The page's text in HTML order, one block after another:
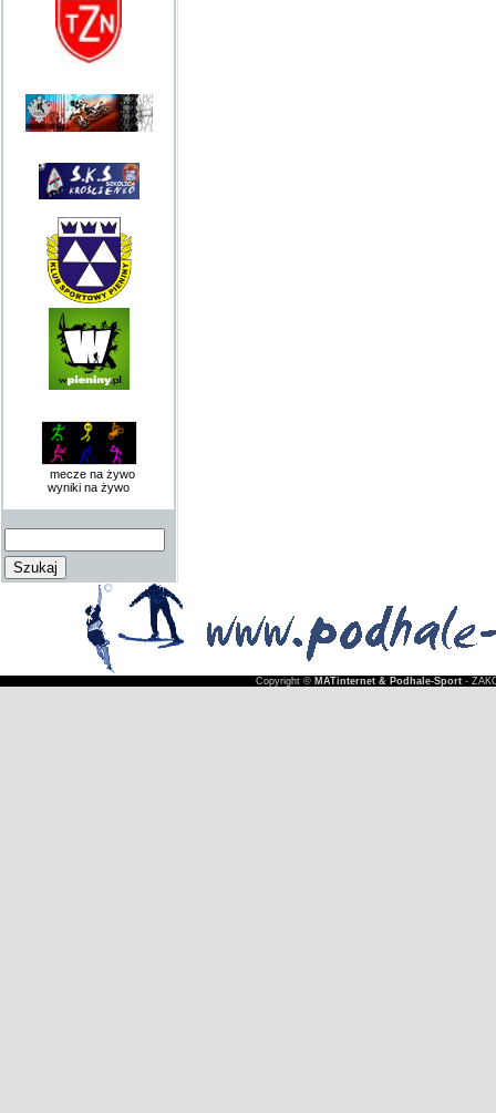
mecze na żywo
wyniki na żywo
Copyright © MATinternet & Podhale-Sport-